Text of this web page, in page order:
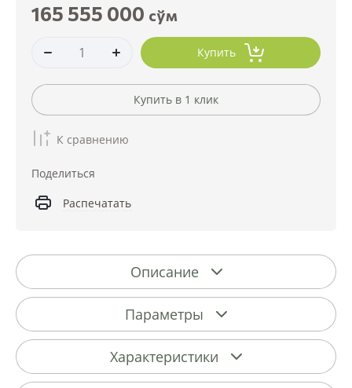
165 555 000 сўм
Купить
Купить в 1 клик
К сравнению
Поделиться
Распечатать
Описание
Параметры
Характеристики